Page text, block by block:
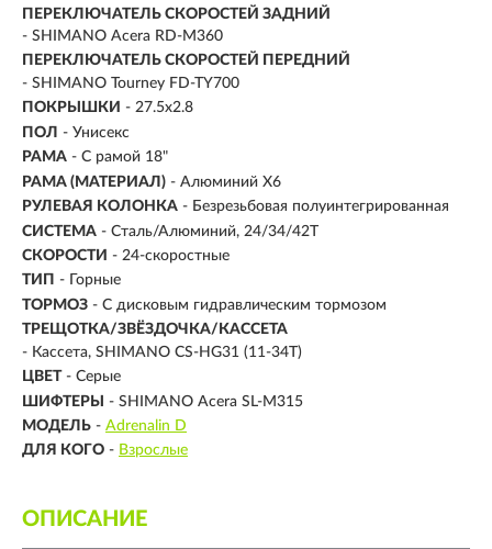
ПЕРЕКЛЮЧАТЕЛЬ СКОРОСТЕЙ ЗАДНИЙ
- SHIMANO Acera RD-M360
ПЕРЕКЛЮЧАТЕЛЬ СКОРОСТЕЙ ПЕРЕДНИЙ
- SHIMANO Tourney FD-TY700
ПОКРЫШКИ - 27.5x2.8
ПОЛ - Унисекс
РАМА - С рамой 18"
РАМА (МАТЕРИАЛ) - Алюминий X6
РУЛЕВАЯ КОЛОНКА - Безрезьбовая полуинтегрированная
СИСТЕМА - Сталь/Алюминий, 24/34/42Т
СКОРОСТИ - 24-скоростные
ТИП -
Горные
ТОРМОЗ - С дисковым гидравлическим тормозом
ТРЕЩОТКА/ЗВЁЗДОЧКА/КАССЕТА
- Кассета, SHIMANO CS-HG31 (11-34Т)
ЦВЕТ - Серые
ШИФТЕРЫ
- SHIMANO Acera SL-M315
МОДЕЛЬ - Adrenalin D
ДЛЯ КОГО - Взрослые
ОПИСАНИЕ